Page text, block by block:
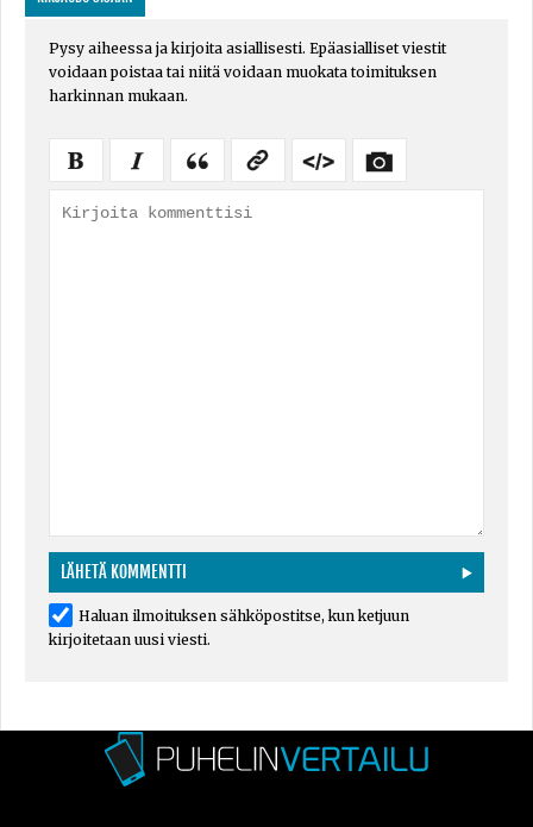
Pysy aiheessa ja kirjoita asiallisesti. Epäasialliset viestit
voidaan poistaa tai niitä voidaan muokata toimituksen
harkinnan mukaan.
Haluan ilmoituksen sähköpostitse, kun ketjuun
kirjoitetaan uusi viesti.